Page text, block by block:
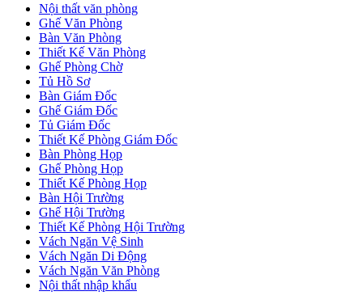
Nội thất văn phòng
Ghế Văn Phòng
Bàn Văn Phòng
Thiết Kế Văn Phòng
Ghế Phòng Chờ
Tủ Hồ Sơ
Bàn Giám Đốc
Ghế Giám Đốc
Tủ Giám Đốc
Thiết Kế Phòng Giám Đốc
Bàn Phòng Họp
Ghế Phòng Họp
Thiết Kế Phòng Họp
Bàn Hội Trường
Ghế Hội Trường
Thiết Kế Phòng Hội Trường
Vách Ngăn Vệ Sinh
Vách Ngăn Di Động
Vách Ngăn Văn Phòng
Nội thất nhập khẩu